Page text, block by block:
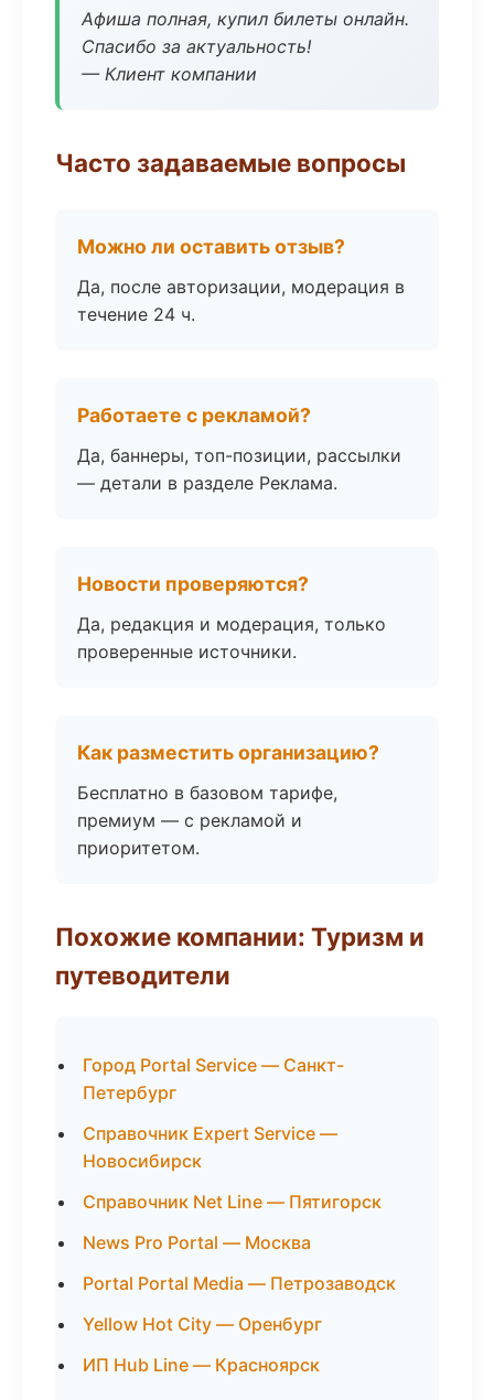
Афиша полная, купил билеты онлайн.
Спасибо за актуальность!
— Клиент компании
Часто задаваемые вопросы
Можно ли оставить отзыв?
Да, после авторизации, модерация в
течение 24 ч.
Работаете с рекламой?
Да, баннеры, топ-позиции, рассылки
— детали в разделе Реклама.
Новости проверяются?
Да, редакция и модерация, только
проверенные источники.
Как разместить организацию?
Бесплатно в базовом тарифе,
премиум — с рекламой и
приоритетом.
Похожие компании: Туризм и
путеводители
Город Portal Service — Санкт-
Петербург
Справочник Expert Service —
Новосибирск
Справочник Net Line — Пятигорск
News Pro Portal — Москва
Portal Portal Media — Петрозаводск
Yellow Hot City — Оренбург
ИП Hub Line — Красноярск